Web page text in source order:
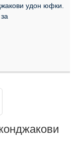
удон юфки.